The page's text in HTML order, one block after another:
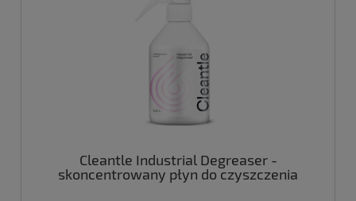
Cleantle Industrial Degreaser -
skoncentrowany płyn do czyszczenia
tłustych powierzchni 500ml